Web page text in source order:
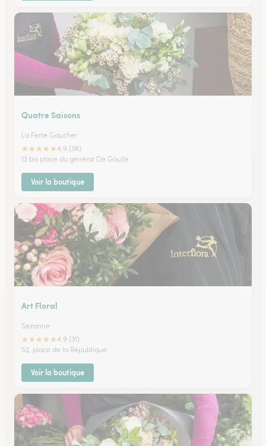
Quatre Saisons
La Ferte Gaucher
★★★★★4.9 (38)
12 bis place du général De Gaulle
Voir la boutique
Art Floral
Sezanne
★★★★★4.9 (31)
52, place de la République
Voir la boutique